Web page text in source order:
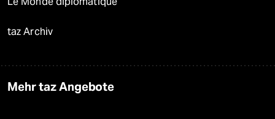
taz Archiv
Mehr taz Angebote